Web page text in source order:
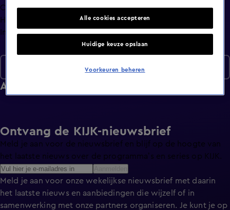
Clips
Hoe is het nu met?
Info
Afleveringen
Ontvang de KIJK-nieuwsbrief
Meld je aan voor de nieuwsbrief en blijf op de hoogte van
het laatste nieuws over de programma’s en series op KIJK.
Meld je aan voor onze wekelijkse nieuwsbrief met daarin
het laatste nieuws en aanbiedingen die wijzelf of in
samenwerking met onze partners organiseren. Je kunt je op
Alle cookies accepteren
Huidige keuze opslaan
Voorkeuren beheren